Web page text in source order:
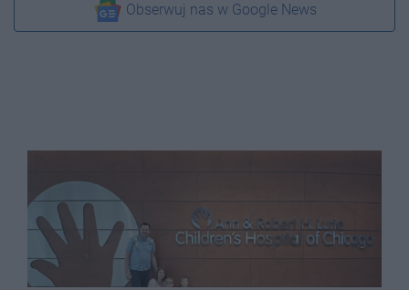
Obserwuj nas w Google News